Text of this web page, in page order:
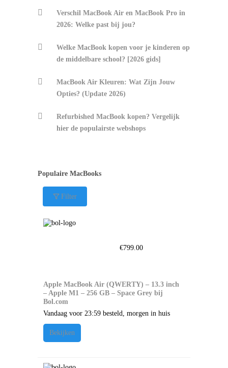
Verschil MacBook Air en MacBook Pro in
2026: Welke past bij jou?
Welke MacBook kopen voor je kinderen op
de middelbare school? [2026 gids]
MacBook Air Kleuren: Wat Zijn Jouw
Opties? (Update 2026)
Refurbished MacBook kopen? Vergelijk
hier de populairste webshops
Populaire MacBooks
Filter
€799.00
Apple MacBook Air (QWERTY) – 13.3 inch
– Apple M1 – 256 GB – Space Grey bij
Bol.com
Vandaag voor 23:59 besteld, morgen in huis
Bekijken